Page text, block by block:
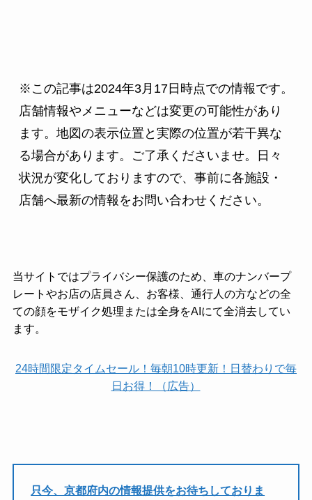
※この記事は2024年3月17日時点での情報です。
店舗情報やメニューなどは変更の可能性があり
ます。地図の表示位置と実際の位置が若干異な
る場合があります。ご了承くださいませ。日々
状況が変化しておりますので、事前に各施設・
店舗へ最新の情報をお問い合わせください。
当サイトではプライバシー保護のため、車のナンバープ
レートやお店の店員さん、お客様、通行人の方などの全
ての顔をモザイク処理または全身をAIにて全消去してい
ます。
24時間限定タイムセール！毎朝10時更新！日替わりで毎
日お得！（広告）
只今、京都府内の情報提供をお待ちしておりま